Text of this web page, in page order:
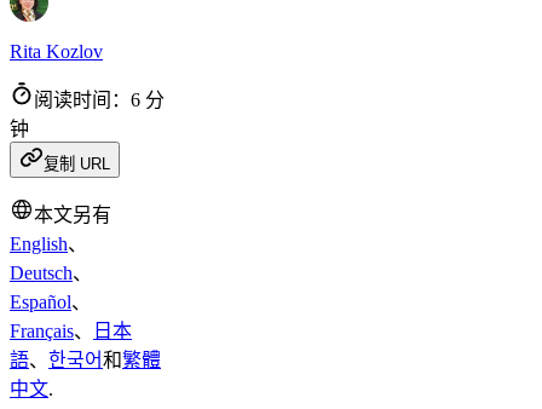
Rita Kozlov
阅读时间：6 分
钟
复制 URL
本文另有
English、
Deutsch、
Español、
Français、
日本
語、 한국어和繁體
中文.